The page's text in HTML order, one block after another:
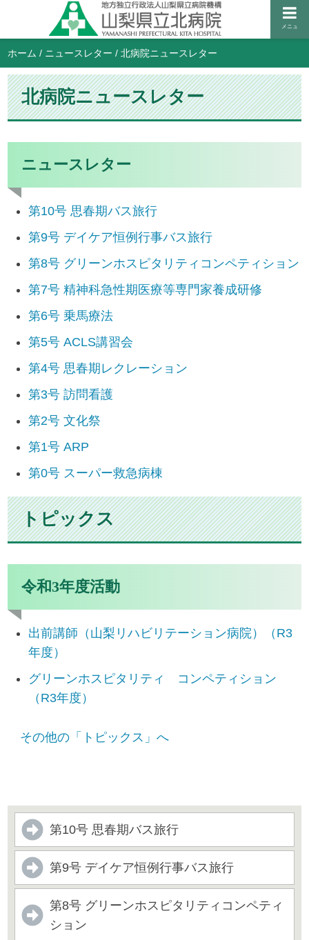
メニュ
ホーム / ニュースレター /北病院ニュースレター
北病院ニュースレター
ニュースレター
第10号 思春期バス旅行
第9号 デイケア恒例行事バス旅行
第8号 グリーンホスピタリティコンペティション
第7号 精神科急性期医療等専門家養成研修
第6号 乗馬療法
第5号 ACLS講習会
第4号 思春期レクレーション
第3号 訪問看護
第2号 文化祭
第1号 ARP
第0号 スーパー救急病棟
トピックス
令和3年度活動
出前講師（山梨リハビリテーション病院）（R3
年度）
グリーンホスピタリティ コンペティション
（R3年度）
その他の「トピックス」へ
第10号 思春期バス旅行
第9号 デイケア恒例行事バス旅行
第8号 グリーンホスピタリティコンペティ
ション